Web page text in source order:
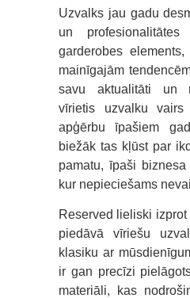
Uzvalks jau gadu
un
garderobes
mainīgajām
savu aktualitāti un
vīrietis uzvalku
apģērbu īpašiem
biežāk tas kļūst par
pamatu, īpaši
kur nepieciešams
Reserved lieliski izprot
piedāvā vīriešu
klasiku ar
ir gan precīzi
materiāli, kas